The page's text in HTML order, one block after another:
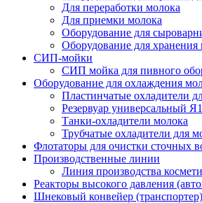
Для переработки молока
Для приемки молока
Оборудование для
Оборудование для хранения
СИП-мойки
СИП мойка для пивного
Оборудование для охлаждения
Пластинчатые охладители
Резервуар универсальный
Танки-охладители молока
Трубчатые охладители для
Флотаторы для очистки сточных
Производственные линии
Линия производства
Реакторы высокого давления
Шнековый конвейер (транспортер)